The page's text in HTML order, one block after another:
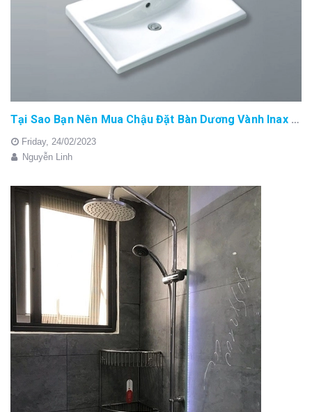
Tại Sao Bạn Nên Mua Chậu Đặt Bàn Dương Vành Inax AL-2397V ?
Friday, 24/02/2023
Nguyễn Linh